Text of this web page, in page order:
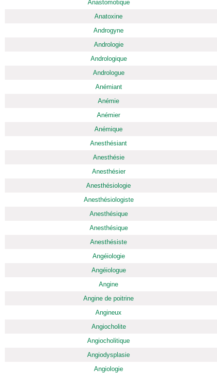
Anastomotique
Anatoxine
Androgyne
Andrologie
Andrologique
Andrologue
Anémiant
Anémie
Anémier
Anémique
Anesthésiant
Anesthésie
Anesthésier
Anesthésiologie
Anesthésiologiste
Anesthésique
Anesthésique
Anesthésiste
Angéiologie
Angéiologue
Angine
Angine de poitrine
Angineux
Angiocholite
Angiocholitique
Angiodysplasie
Angiologie